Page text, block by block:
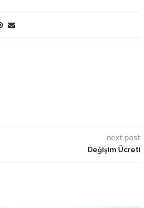
next post
Değişim Ücreti